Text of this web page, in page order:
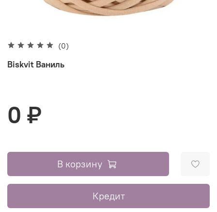
(0)
Biskvit Ваниль
0 ₽
В корзину
Кредит